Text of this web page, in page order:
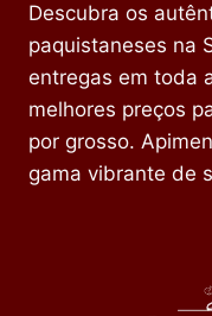
Descubra os
paquistaneses na
entregas em toda
melhores preços
por grosso.
gama vibrante de